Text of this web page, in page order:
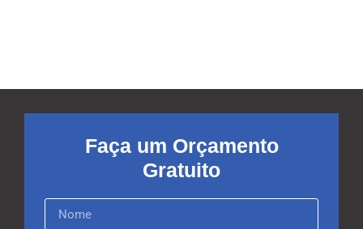
Faça um Orçamento
Gratuito